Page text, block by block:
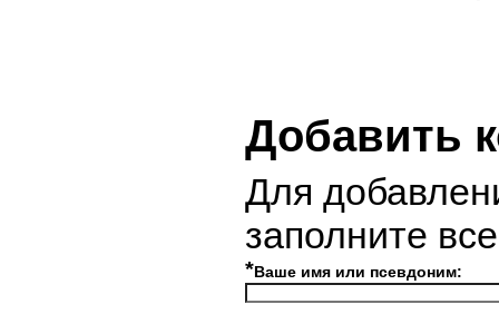
Добавить
Для
заполните
*Ваше имя или псевдоним: